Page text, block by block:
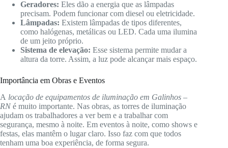
Geradores: Eles dão a energia que as lâmpadas
precisam. Podem funcionar com diesel ou eletricidade.
Lâmpadas: Existem lâmpadas de tipos diferentes,
como halógenas, metálicas ou LED. Cada uma ilumina
de um jeito próprio.
Sistema de elevação: Esse sistema permite mudar a
altura da torre. Assim, a luz pode alcançar mais espaço.
Importância em Obras e Eventos
A locação de equipamentos de iluminação em Galinhos –
RNé muito importante. Nas obras, as torres de iluminação
ajudam os trabalhadores a ver bem e a trabalhar com
segurança, mesmo à noite. Em eventos à noite, como shows e
festas, elas mantêm o lugar claro. Isso faz com que todos
tenham uma boa experiência, de forma segura.